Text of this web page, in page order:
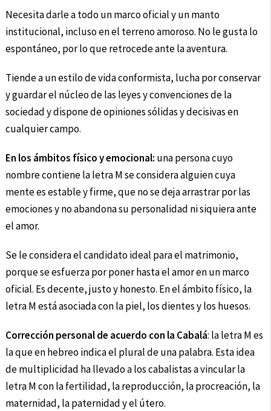
Necesita darle a todo un marco oficial y un manto
institucional, incluso en el terreno amoroso. No le gusta lo
espontáneo, por lo que retrocede ante la aventura.
Tiende a un estilo de vida conformista, lucha por conservar
y guardar el núcleo de las leyes y convenciones de la
sociedad y dispone de opiniones sólidas y decisivas en
cualquier campo.
En los ámbitos físico y emocional: una persona cuyo
nombre contiene la letra M se considera alguien cuya
mente es estable y firme, que no se deja arrastrar por las
emociones y no abandona su personalidad ni siquiera ante
el amor.
Se le considera el candidato ideal para el matrimonio,
porque se esfuerza por poner hasta el amor en un marco
oficial. Es decente, justo y honesto. En el ámbito físico, la
letra M está asociada con la piel, los dientes y los huesos.
Corrección personal de acuerdo con la Cabalá: la letra M es
la que en hebreo indica el plural de una palabra. Esta idea
de multiplicidad ha llevado a los cabalistas a vincular la
letra M con la fertilidad, la reproducción, la procreación, la
maternidad, la paternidad y el útero.